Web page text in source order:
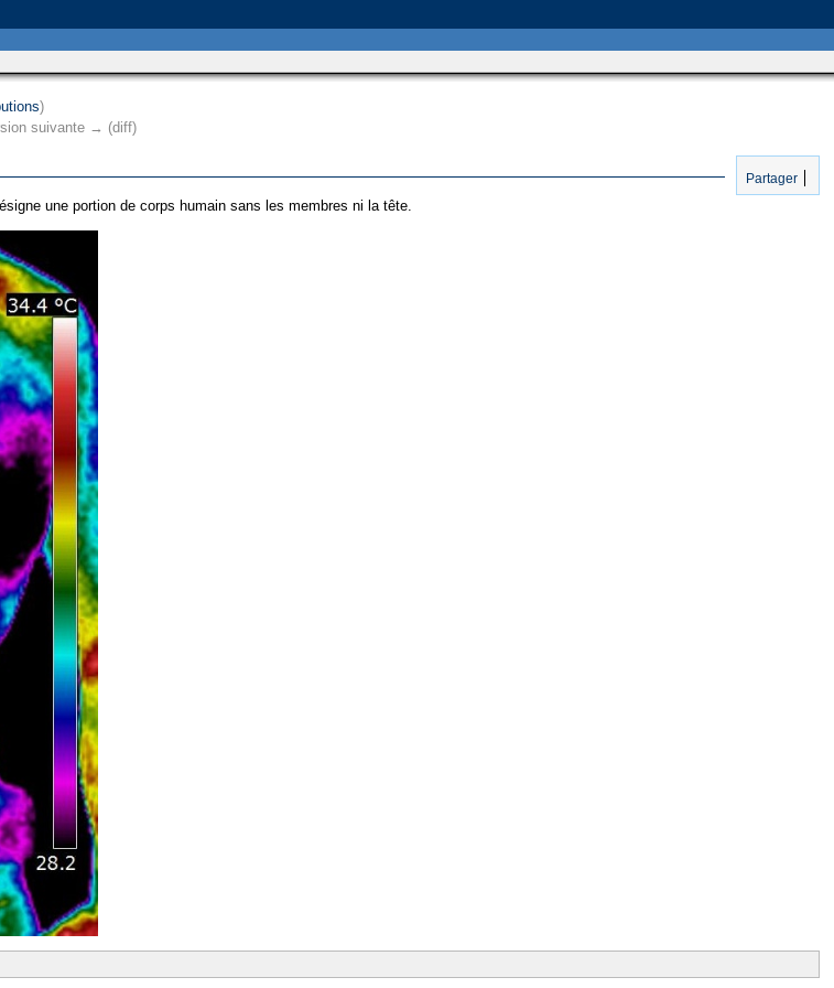
)
suivante → (diff)
Partager
une portion de corps humain sans les membres ni la tête.